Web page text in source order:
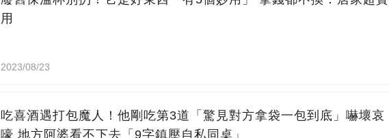
用
2023/08/23
吃喜酒遇打包魔人！他剛吃第3道「驚見對方拿袋一包到底」嚇壞哀
嚎 地方阿婆看不下去「9字鎮壓自私同桌」